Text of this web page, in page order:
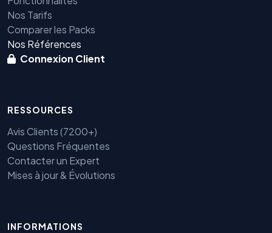
Nos Tarifs
Comparer les Packs
Nos Références
Connexion Client
RESSOURCES
Avis Clients (7200+)
Questions Fréquentes
Contacter un Expert
Mises à jour & Évolutions
INFORMATIONS